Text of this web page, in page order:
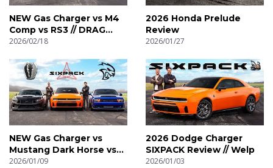
NEW Gas Charger vs M4
Comp vs RS3 // DRAG
RACE
2026/02/18
2026 Honda Prelude
Review
2026/01/27
NEW Gas Charger vs
Mustang Dark Horse vs
SRT Hellcat // DRAG RACE
2026/01/09
2026 Dodge Charger
SIXPACK Review // Welp
2026/01/03